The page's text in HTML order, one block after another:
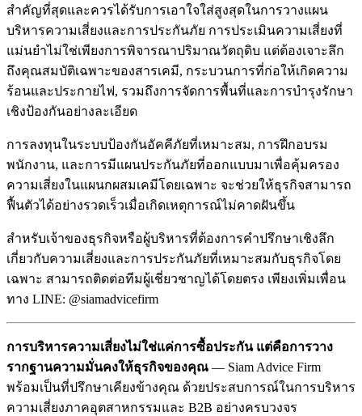
สำคัญที่สุดและควรได้รับการเอาใจใส่สูงสุดในการวางแผน
บริหารความเสี่ยงและการประกันภัย การประเมินความเสี่ยงที่
แม่นยำไม่ใช่เพียงการพิจารณาปริมาณวัตถุดิบ แต่ต้องเจาะลึก
ถึงคุณสมบัติเฉพาะของสารเคมี, กระบวนการที่ก่อให้เกิดความ
ร้อนและประกายไฟ, รวมถึงการจัดการพื้นที่และการบำรุงรักษา
เชิงป้องกันอย่างละเอียด
การลงทุนในระบบป้องกันอัคคีภัยที่เหมาะสม, การฝึกอบรม
พนักงาน, และการมีแผนประกันภัยที่ออกแบบมาเพื่อคุ้มครอง
ความเสี่ยงในแผนกผสมเคมีโดยเฉพาะ จะช่วยให้ธุรกิจสามารถ
ฟื้นตัวได้อย่างรวดเร็วเมื่อเกิดเหตุการณ์ไม่คาดฝันขึ้น
สำหรับเจ้าของธุรกิจหรือผู้บริหารที่ต้องการคำปรึกษาเชิงลึก
เกี่ยวกับความเสี่ยงและการประกันภัยที่เหมาะสมกับธุรกิจโดย
เฉพาะ สามารถติดต่อทีมผู้เชี่ยวชาญได้โดยตรง เพียงเพิ่มเพื่อน
ทาง LINE: @siamadvicefirm
การบริหารความเสี่ยงไม่ใช่แค่การซื้อประกัน แต่คือการวาง
รากฐานความมั่นคงให้ธุรกิจของคุณ — Siam Advice Firm
พร้อมเป็นที่ปรึกษาเคียงข้างคุณ ด้วยประสบการณ์ในการบริหาร
ความเสี่ยงภาคอุตสาหกรรมและ B2B อย่างครบวงจร